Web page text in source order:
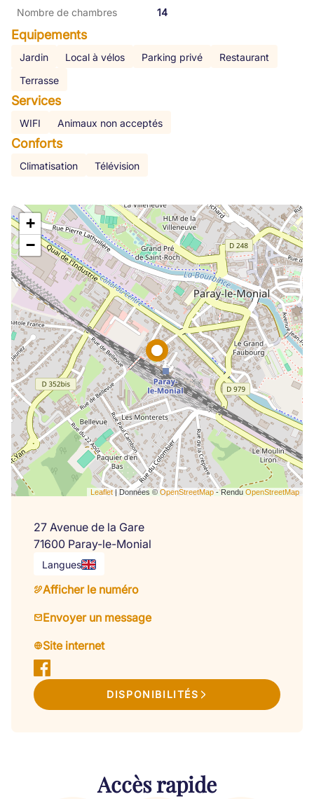
Nombre de chambres 14
Equipements
Jardin Local à vélos Parking privé
Restaurant
Terrasse
Services
WIFI Animaux non acceptés
Conforts
Climatisation Télévision
+
−
Leaflet| Données © OpenStreetMap - Rendu OpenStreetMap
27 Avenue de la Gare
71600 Paray-le-Monial
Langues
Afficher le numéro
Envoyer un message
Site internet
DISPONIBILITÉS
Accès rapide